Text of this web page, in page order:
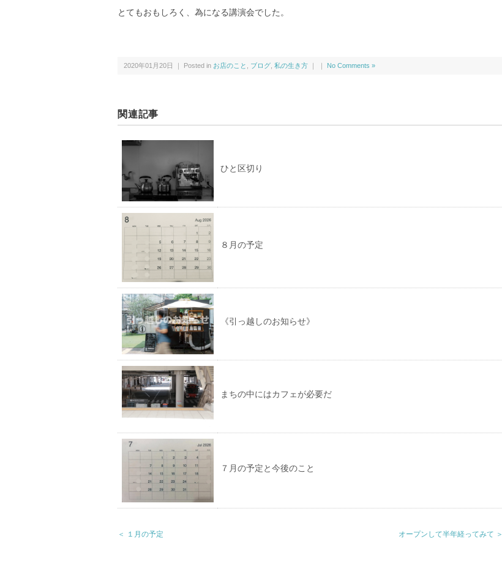
とてもおもしろく、為になる講演会でした。
2020年01月20日 ｜ Posted in お店のこと , ブログ, 私の生き方 No Comments »
関連記事
ひと区切り
８月の予定
《引っ越しのお知らせ》
まちの中にはカフェが必要だ
７月の予定と今後のこと
＜ １月の予定 オープンして半年経ってみて ＞